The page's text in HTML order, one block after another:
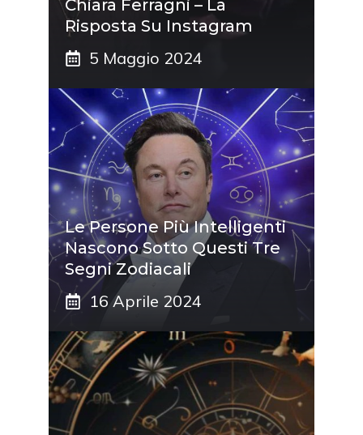
Chiara Ferragni – La
Risposta Su Instagram
5 Maggio 2024
Le Persone Più Intelligenti
Nascono Sotto Questi Tre
Segni Zodiacali
16 Aprile 2024